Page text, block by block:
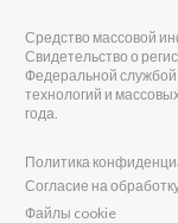
Средство массовой
Свидетельство о
Федеральной
технологий и
года.
Политика
Согласие на
Файлы cookie